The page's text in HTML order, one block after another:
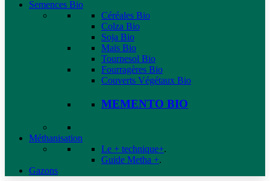
Semences Bio
Céréales Bio
Colza Bio
Soja Bio
Maïs Bio
Tournesol Bio
Fourragères Bio
Couverts Végétaux Bio
MEMENTO BIO
Méthanisation
Le + technique+.
Guide Metha +.
Gazons